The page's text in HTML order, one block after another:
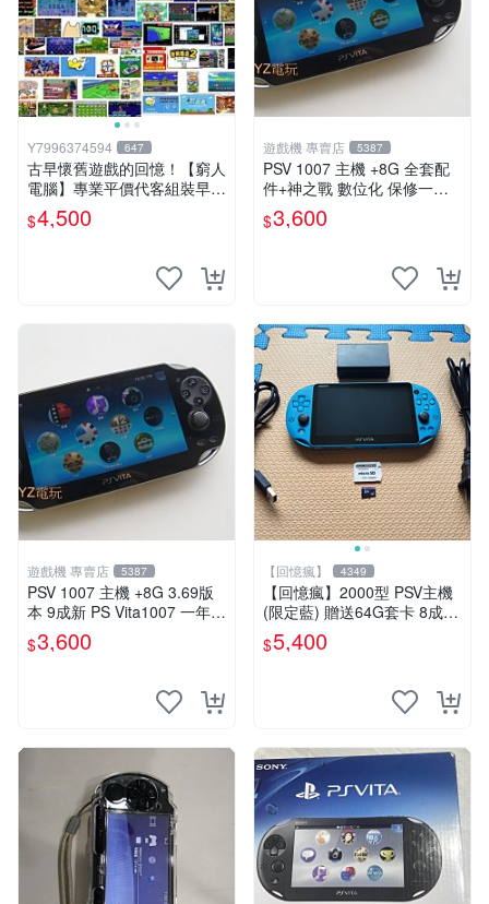
Y7996374594 647
古早懷舊遊戲的回憶！【窮人
電腦】專業平價代客組裝早期
Windows98/95/DOS遊戲機--
-專業首選！
$4,500
遊戲機 專賣店 5387
PSV 1007 主機 +8G 全套配
件+神之戰 數位化 保修一年
品質有保障 psvita
$3,600
遊戲機 專賣店 5387
PSV 1007 主機 +8G 3.69版
本 9成新 PS Vita1007 一年保
修 送一款遊戲
$3,600
【回憶瘋】 4349
【回憶瘋】2000型 PSV主機
(限定藍) 贈送64G套卡 8成5
新 遊戲機 PSVITA
$5,400